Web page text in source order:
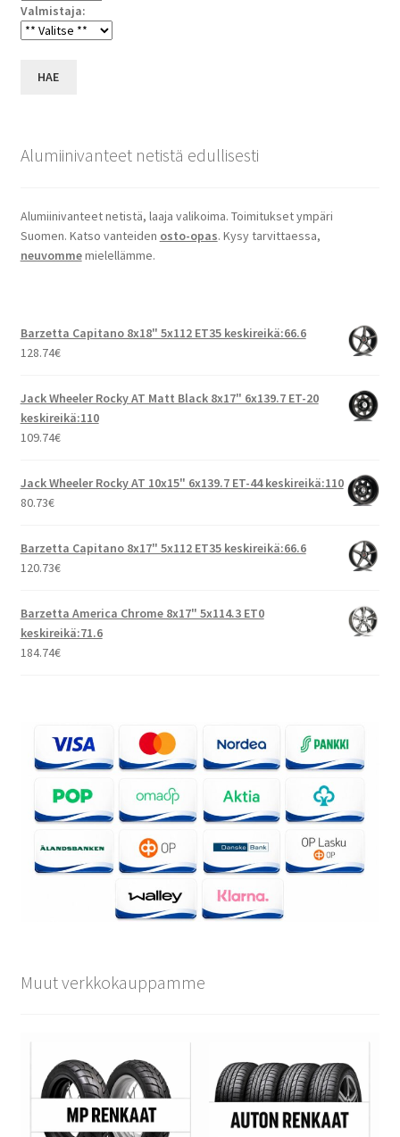
Valmistaja:
HAE
Alumiinivanteet netistä edullisesti
Alumiinivanteet netistä, laaja valikoima. Toimitukset ympäri
Suomen. Katso vanteiden osto-opas. Kysy tarvittaessa,
neuvommemielellämme.
Barzetta Capitano 8x18" 5x112 ET35 keskireikä:66.6
128.74€
Jack Wheeler Rocky AT Matt Black 8x17" 6x139.7 ET-20
keskireikä:110
109.74€
Jack Wheeler Rocky AT 10x15" 6x139.7 ET-44 keskireikä:110
80.73€
Barzetta Capitano 8x17" 5x112 ET35 keskireikä:66.6
120.73€
Barzetta America Chrome 8x17" 5x114.3 ET0
keskireikä:71.6
184.74€
Muut verkkokauppamme